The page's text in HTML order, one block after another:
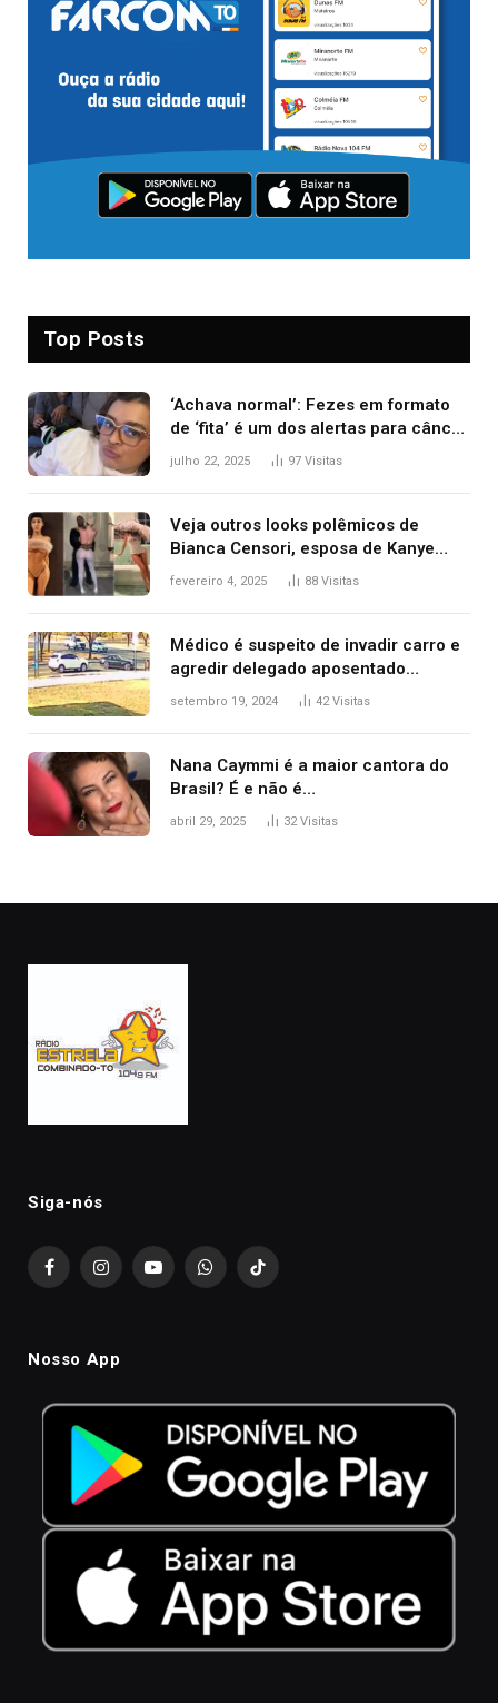
Top Posts
‘Achava normal’: Fezes em formato
de ‘fita’ é um dos alertas para câncer
colorretal; relembre fala de Preta Gil
julho 22, 2025 97 Visitas
Veja outros looks polêmicos de
Bianca Censori, esposa de Kanye
West que apareceu nua no Grammy
fevereiro 4, 2025 88 Visitas
Médico é suspeito de invadir carro e
agredir delegado aposentado
durante confusão no trânsito
setembro 19, 2024 42Visitas
Nana Caymmi é a maior cantora do
Brasil? É e não é…
abril 29, 2025 32Visitas
Siga-nós
FacebookInstagramYouTubeWhatsAppTikTok
Nosso App